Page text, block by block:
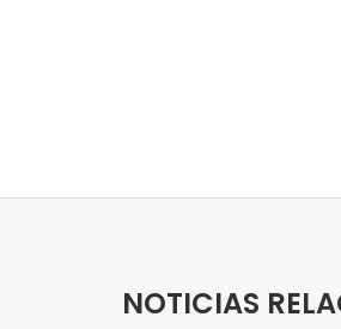
NOTICIAS